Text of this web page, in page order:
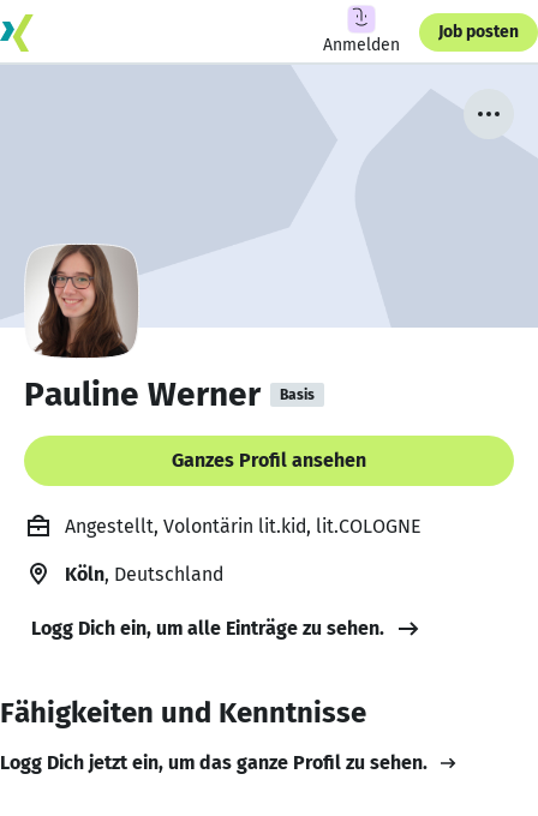
Anmelden
Job posten
Pauline Werner Basis
Ganzes Profil ansehen
Angestellt, Volontärin lit.kid, lit.COLOGNE
Köln, Deutschland
Logg Dich ein, um alle Einträge zu sehen.
Fähigkeiten und Kenntnisse
Logg Dich jetzt ein, um das ganze Profil zu sehen.